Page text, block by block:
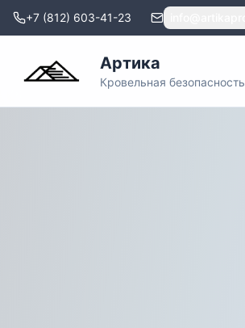
+7 (812) 603-41-23
Артика
Кровельная безопасность